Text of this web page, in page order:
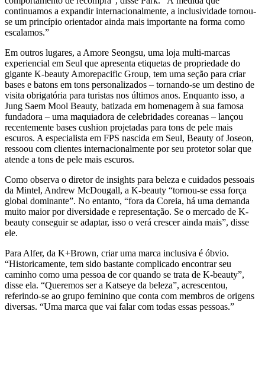
continuamos a expandir internacionalmente, a inclusividade tornou-
se um princípio orientador ainda mais importante na forma como
escalamos.”
Em outros lugares, a Amore Seongsu, uma loja multi-marcas
experiencial em Seul que apresenta etiquetas de propriedade do
gigante K-beauty Amorepacific Group, tem uma seção para criar
bases e batons em tons personalizados – tornando-se um destino de
visita obrigatória para turistas nos últimos anos. Enquanto isso, a
Jung Saem Mool Beauty, batizada em homenagem à sua famosa
fundadora – uma maquiadora de celebridades coreanas – lançou
recentemente bases cushion projetadas para tons de pele mais
escuros. A especialista em FPS nascida em Seul, Beauty of Joseon,
ressoou com clientes internacionalmente por seu protetor solar que
atende a tons de pele mais escuros.
Como observa o diretor de insights para beleza e cuidados pessoais
da Mintel, Andrew McDougall, a K-beauty “tornou-se essa força
global dominante”. No entanto, “fora da Coreia, há uma demanda
muito maior por diversidade e representação. Se o mercado de K-
beauty conseguir se adaptar, isso o verá crescer ainda mais”, disse
ele.
Para Alfer, da K+Brown, criar uma marca inclusiva é óbvio.
“Historicamente, tem sido bastante complicado encontrar seu
caminho como uma pessoa de cor quando se trata de K-beauty”,
disse ela. “Queremos ser a Katseye da beleza”, acrescentou,
referindo-se ao grupo feminino que conta com membros de origens
diversas. “Uma marca que vai falar com todas essas pessoas.”